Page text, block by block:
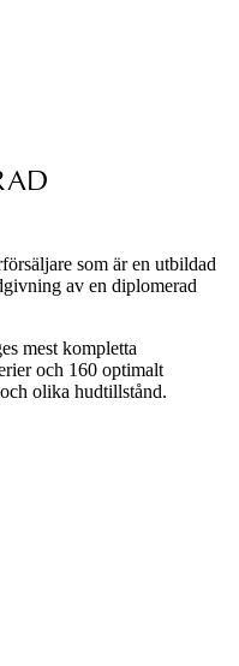
som är en utbildad
av en diplomerad
mest kompletta
och 160 optimalt
olika hudtillstånd.